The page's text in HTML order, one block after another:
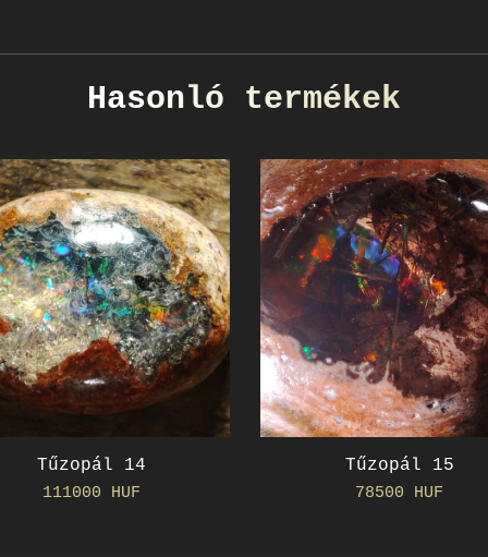
Hasonló termékek
Tűzopál 14
111000 HUF
Tűzopál 15
78500 HUF